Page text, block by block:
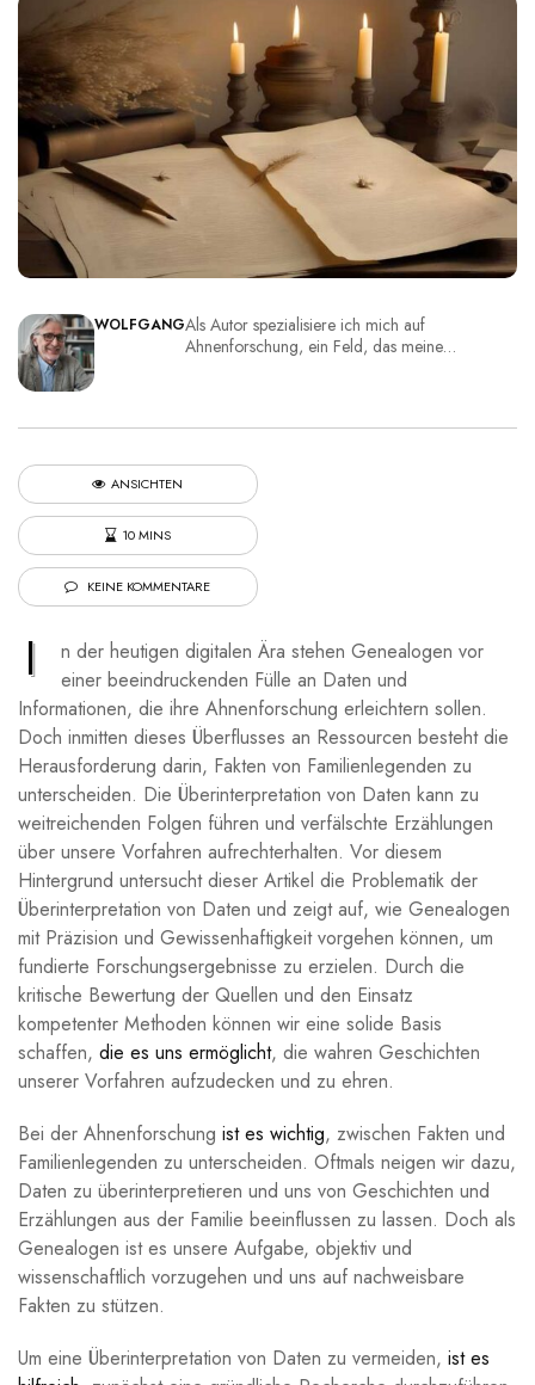
WOLFGANGAls Autor spezialisiere ich mich auf
Ahnenforschung, ein Feld, das meine…
ANSICHTEN
10 MINS
KEINE KOMMENTARE
I
n der heutigen digitalen Ära stehen Genealogen vor
einer beeindruckenden Fülle an Daten und
Informationen, die ihre Ahnenforschung erleichtern sollen.
Doch inmitten dieses Überflusses an Ressourcen besteht die
Herausforderung darin, Fakten von Familienlegenden zu
unterscheiden. Die Überinterpretation von Daten kann zu
weitreichenden Folgen führen und verfälschte Erzählungen
über unsere Vorfahren aufrechterhalten. Vor diesem
Hintergrund untersucht dieser Artikel die Problematik der
Überinterpretation von Daten und zeigt auf, wie Genealogen
mit Präzision und Gewissenhaftigkeit vorgehen können, um
fundierte Forschungsergebnisse zu erzielen. Durch die
kritische Bewertung der Quellen und den Einsatz
kompetenter Methoden können wir eine solide Basis
schaffen, die es uns ermöglicht, die wahren Geschichten
unserer Vorfahren aufzudecken und zu ehren.
Bei der Ahnenforschung ist es wichtig, zwischen Fakten und
Familienlegenden zu unterscheiden. Oftmals neigen wir dazu,
Daten zu überinterpretieren und uns von Geschichten und
Erzählungen aus der Familie beeinflussen zu lassen. Doch als
Genealogen ist es unsere Aufgabe, objektiv und
wissenschaftlich vorzugehen und uns auf nachweisbare
Fakten zu stützen.
Um eine Überinterpretation von Daten zu vermeiden, ist es